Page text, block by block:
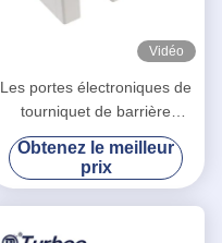
Vidéo
Les portes électroniques de
tourniquet de barrière
escamotable d'aileron
coulent indicateur de lumière
de LED
Obtenez le meilleur
prix